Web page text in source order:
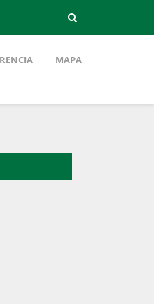
MAPA